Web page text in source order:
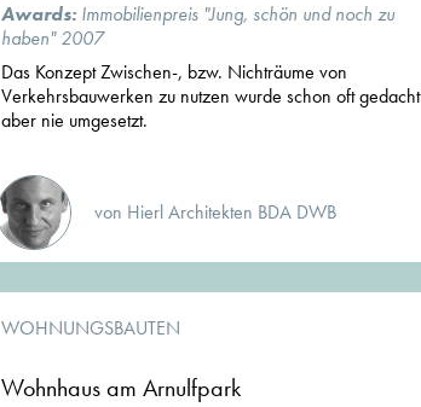
Awards: Immobilienpreis "Jung, schön und noch zu
haben" 2007
Das Konzept Zwischen-, bzw. Nichträume von
Verkehrsbauwerken zu nutzen wurde schon oft gedacht
aber nie umgesetzt.
von Hierl Architekten BDA DWB
WOHNUNGSBAUTEN
Wohnhaus am Arnulfpark